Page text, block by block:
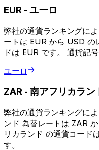
EUR - ユーロ
弊社の通貨ランキングに
ートは EUR から USD の
ドは EUR です。 通貨記
ユーロ
ZAR - 南アフリカラン
弊社の通貨ランキングに
ンド 為替レートは ZAR
リカランド の通貨コード
す。